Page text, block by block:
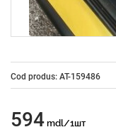
Cod produs: AT-159486
594 mdl/1шт